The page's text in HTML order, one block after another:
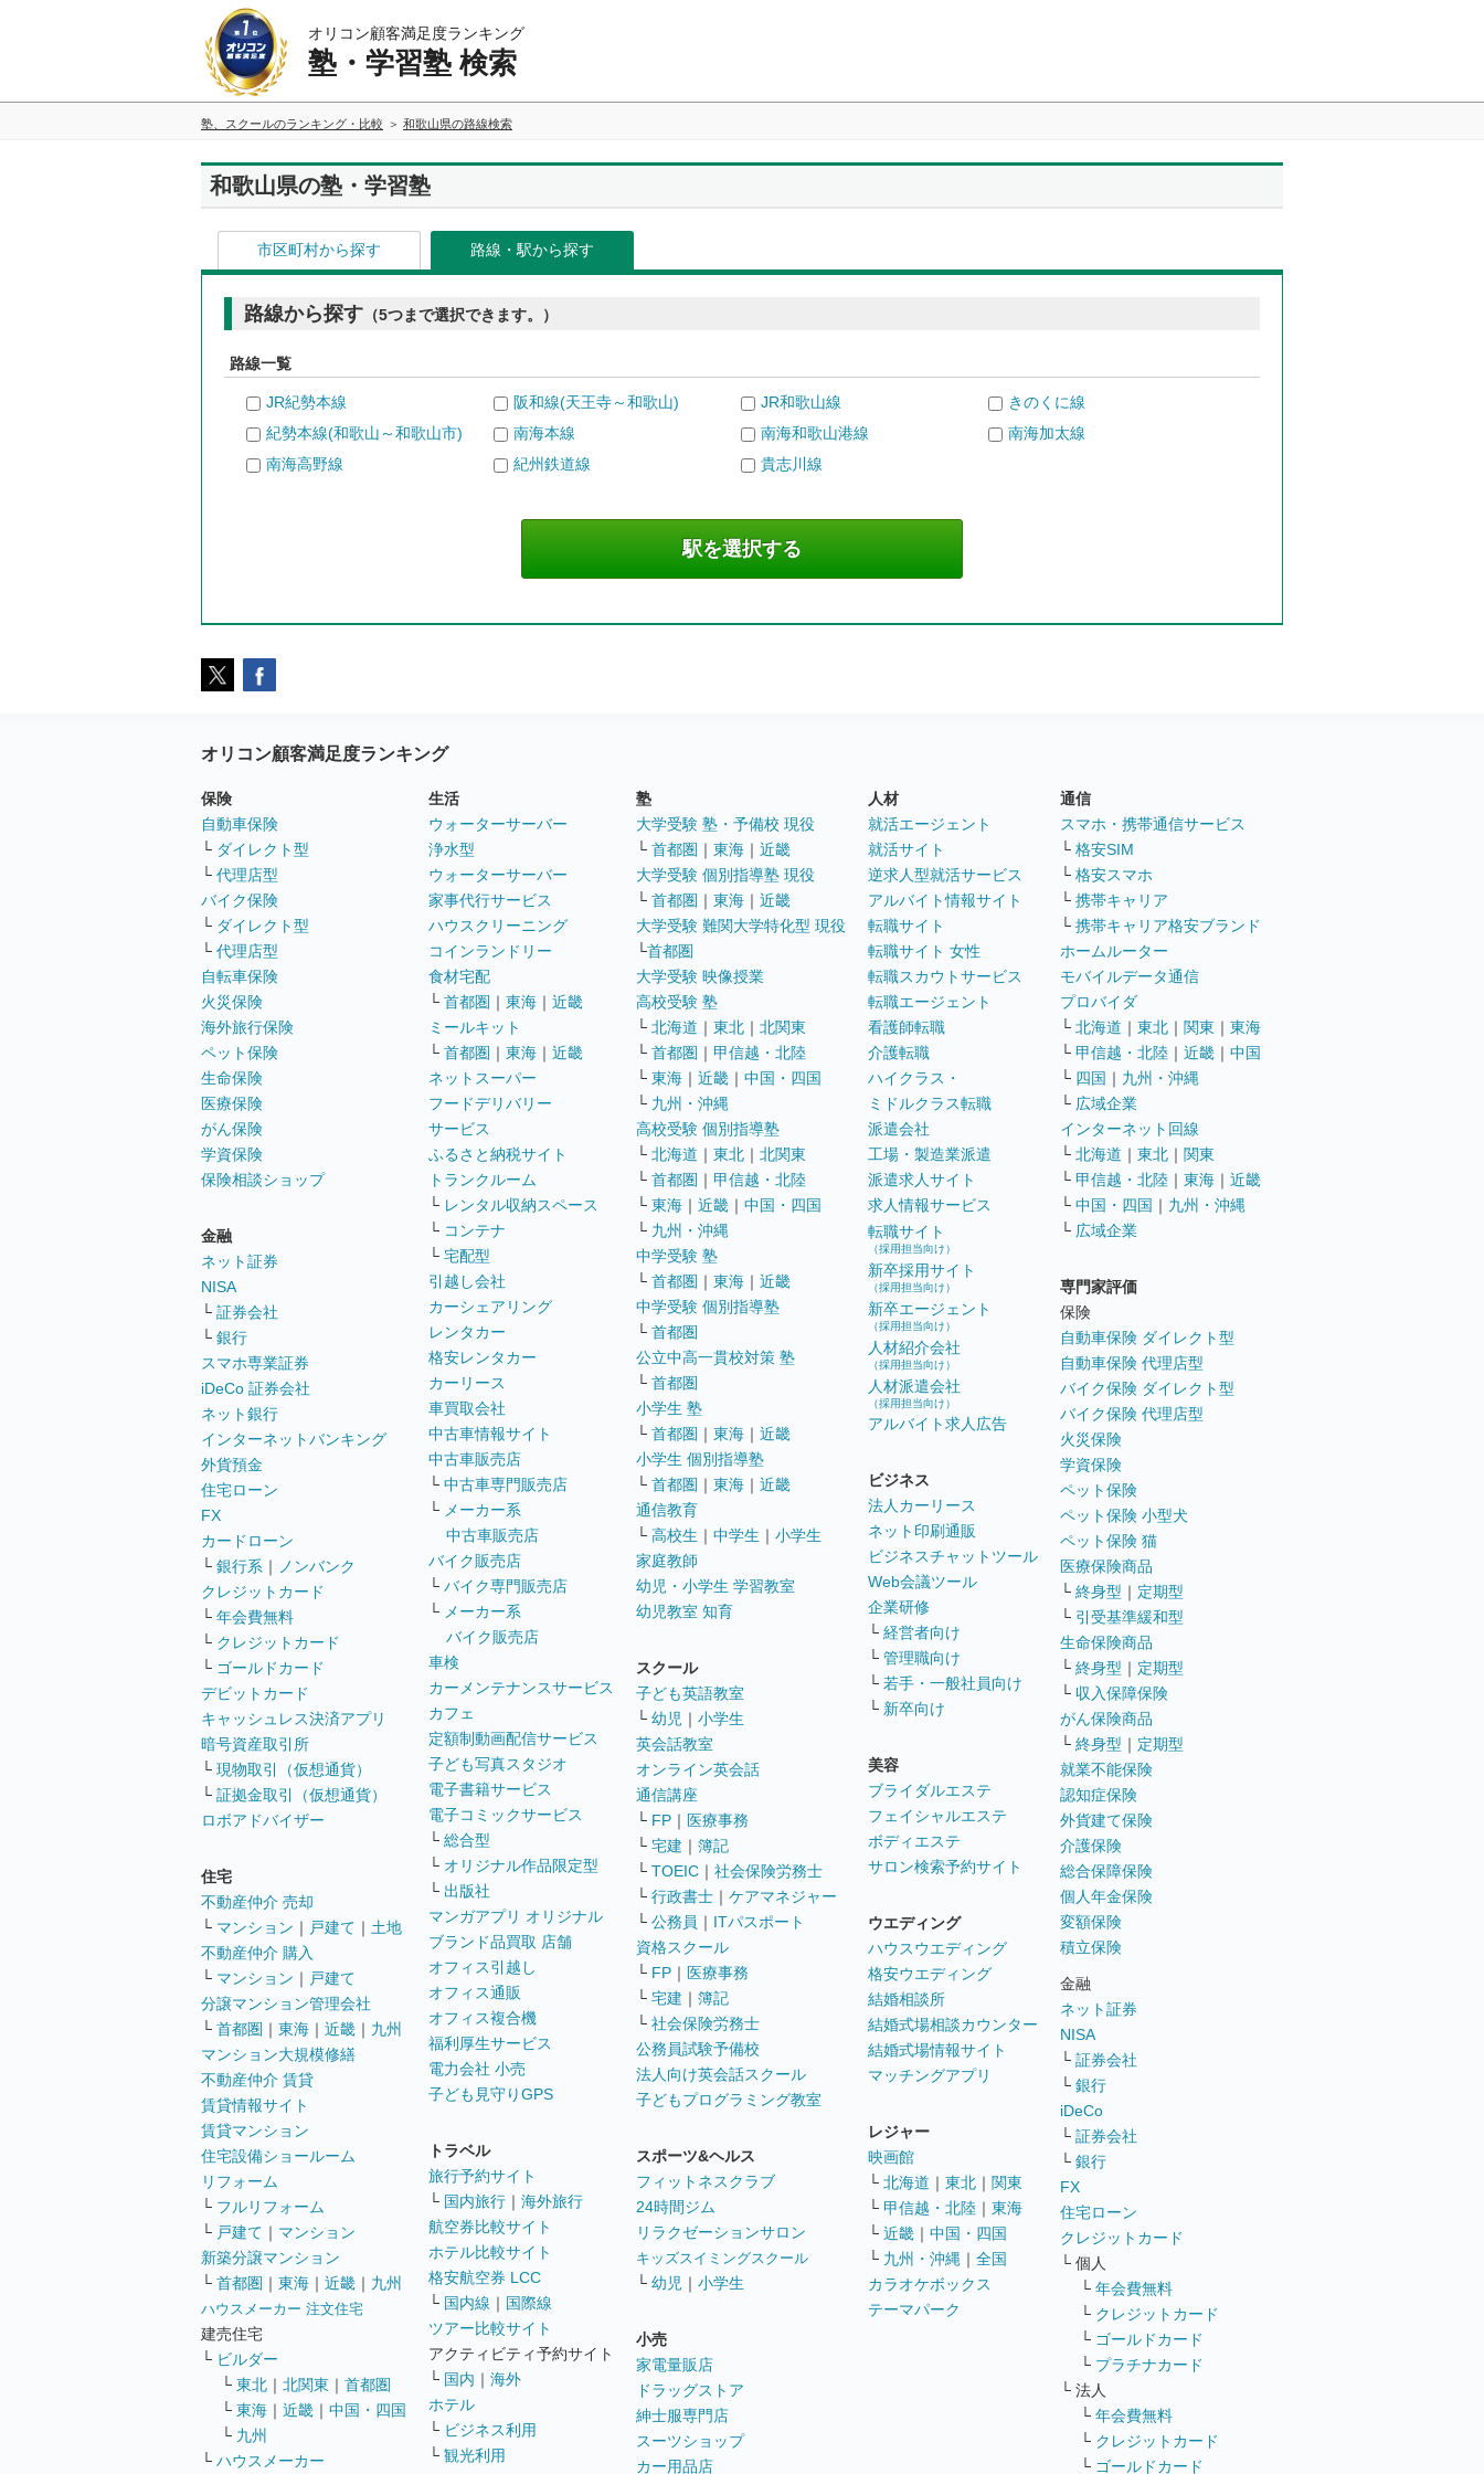
オリコン顧客満足度ランキング
塾・学習塾 検索
塾、スクールのランキング・比較 和歌山県の路線検索
和歌山県の塾・学習塾
市区町村から探す 路線・駅から探す
路線から探す （5つまで選択できます。）
路線一覧
JR紀勢本線 阪和線(天王寺～和歌山) JR和歌山線
きのくに線
紀勢本線(和歌山～和歌山市)
南海本線 南海和歌山港線
南海加太線
南海高野線
紀州鉄道線 貴志川線
オリコン顧客満足度ランキング
保険
自動車保険
└ ダイレクト型
└ 代理店型
バイク保険
└ ダイレクト型
└ 代理店型
自転車保険
火災保険
海外旅行保険
ペット保険
生命保険
医療保険
がん保険
学資保険
保険相談ショップ
金融
ネット証券
NISA
└ 証券会社
└ 銀行
スマホ専業証券
iDeCo 証券会社
ネット銀行
インターネットバンキング
外貨預金
住宅ローン
FX
カードローン
└ 銀行系 ｜
ノンバンク
クレジットカード
└ 年会費無料
└ クレジットカード
└ ゴールドカード
デビットカード
キャッシュレス決済アプリ
暗号資産取引所
└ 現物取引（仮想通貨）
└ 証拠金取引（仮想通貨）
ロボアドバイザー
住宅
不動産仲介 売却
└ マンション ｜ 戸建て ｜ 土地
不動産仲介 購入
└ マンション ｜ 戸建て
分譲マンション管理会社
└ 首都圏 ｜ 東海 ｜ 近畿 ｜ 九州
マンション大規模修繕
不動産仲介 賃貸
賃貸情報サイト
賃貸マンション
住宅設備ショールーム
リフォーム
└ フルリフォーム
└ 戸建て ｜ マンション
新築分譲マンション
└ 首都圏 ｜ 東海 ｜ 近畿 ｜ 九州
ハウスメーカー 注文住宅
建売住宅
└ ビルダー
└ 東北 ｜ 北関東 ｜ 首都圏
└ 東海 ｜ 近畿 ｜ 中国・四国
└ 九州
└ ハウスメーカー
生活
ウォーターサーバー
浄水型
ウォーターサーバー
家事代行サービス
ハウスクリーニング
コインランドリー
食材宅配
└ 首都圏 ｜ 東海 ｜ 近畿
ミールキット
└ 首都圏 ｜ 東海 ｜ 近畿
ネットスーパー
フードデリバリー
サービス
ふるさと納税サイト
トランクルーム
└ レンタル収納スペース
└ コンテナ
└ 宅配型
引越し会社
カーシェアリング
レンタカー
格安レンタカー
カーリース
車買取会社
中古車情報サイト
中古車販売店
└ 中古車専門販売店
└ メーカー系
中古車販売店
バイク販売店
└ バイク専門販売店
└ メーカー系
バイク販売店
車検
カーメンテナンスサービス
カフェ
定額制動画配信サービス
子ども写真スタジオ
電子書籍サービス
電子コミックサービス
└ 総合型
└ オリジナル作品限定型
└ 出版社
マンガアプリ オリジナル
ブランド品買取 店舗
オフィス引越し
オフィス通販
オフィス複合機
福利厚生サービス
電力会社 小売
子ども見守りGPS
トラベル
旅行予約サイト
└ 国内旅行 ｜ 海外旅行
航空券比較サイト
ホテル比較サイト
格安航空券 LCC
└ 国内線 ｜ 国際線
ツアー比較サイト
アクティビティ予約サイト
└ 国内 ｜ 海外
ホテル
└ ビジネス利用
└ 観光利用
塾
大学受験 塾・予備校 現役
└ 首都圏 ｜ 東海 ｜ 近畿
大学受験 個別指導塾 現役
└ 首都圏 ｜ 東海 ｜ 近畿
大学受験 難関大学特化型 現役
└首都圏
大学受験 映像授業
高校受験 塾
└ 北海道 ｜ 東北 ｜ 北関東
└ 首都圏 ｜ 甲信越・北陸
└ 東海 ｜ 近畿 ｜ 中国・四国
└ 九州・沖縄
高校受験 個別指導塾
└ 北海道 ｜ 東北 ｜ 北関東
└ 首都圏 ｜ 甲信越・北陸
└ 東海 ｜ 近畿 ｜ 中国・四国
└ 九州・沖縄
中学受験 塾
└ 首都圏 ｜ 東海 ｜ 近畿
中学受験 個別指導塾
└ 首都圏
公立中高一貫校対策 塾
└ 首都圏
小学生 塾
└ 首都圏 ｜ 東海 ｜ 近畿
小学生 個別指導塾
└ 首都圏 ｜ 東海 ｜ 近畿
通信教育
└ 高校生 ｜ 中学生 ｜ 小学生
家庭教師
幼児・小学生 学習教室
幼児教室 知育
スクール
子ども英語教室
└ 幼児 ｜ 小学生
英会話教室
オンライン英会話
通信講座
└ FP ｜ 医療事務
└ 宅建 ｜ 簿記
└ TOEIC ｜ 社会保険労務士
└ 行政書士 ｜ ケアマネジャー
└ 公務員 ｜ ITパスポート
資格スクール
└ FP ｜ 医療事務
└ 宅建 ｜ 簿記
└ 社会保険労務士
公務員試験予備校
法人向け英会話スクール
子どもプログラミング教室
スポーツ&ヘルス
フィットネスクラブ
24時間ジム
リラクゼーションサロン
キッズスイミングスクール
└ 幼児 ｜ 小学生
小売
家電量販店
ドラッグストア
紳士服専門店
スーツショップ
カー用品店
人材
就活エージェント
就活サイト
逆求人型就活サービス
アルバイト情報サイト
転職サイト
転職サイト 女性
転職スカウトサービス
転職エージェント
看護師転職
介護転職
ハイクラス・
ミドルクラス転職
派遣会社
工場・製造業派遣
派遣求人サイト
求人情報サービス
転職サイト
（採用担当向け）
新卒採用サイト
（採用担当向け）
新卒エージェント
（採用担当向け）
人材紹介会社
（採用担当向け）
人材派遣会社
（採用担当向け）
アルバイト求人広告
ビジネス
法人カーリース
ネット印刷通販
ビジネスチャットツール
Web会議ツール
企業研修
└ 経営者向け
└ 管理職向け
└ 若手・一般社員向け
└ 新卒向け
美容
ブライダルエステ
フェイシャルエステ
ボディエステ
サロン検索予約サイト
ウエディング
ハウスウエディング
格安ウエディング
結婚相談所
結婚式場相談カウンター
結婚式場情報サイト
マッチングアプリ
レジャー
映画館
└ 北海道 ｜ 東北 ｜ 関東
└ 甲信越・北陸 ｜ 東海
└ 近畿 ｜ 中国・四国
└ 九州・沖縄 ｜ 全国
カラオケボックス
テーマパーク
通信
スマホ・携帯通信サービス
└ 格安SIM
└ 格安スマホ
└ 携帯キャリア
└ 携帯キャリア格安ブランド
ホームルーター
モバイルデータ通信
プロバイダ
└ 北海道 ｜ 東北 ｜ 関東 ｜ 東海
└ 甲信越・北陸 ｜ 近畿 ｜ 中国
└ 四国 ｜ 九州・沖縄
└ 広域企業
インターネット回線
└ 北海道 ｜ 東北 ｜ 関東
└ 甲信越・北陸 ｜ 東海 ｜ 近畿
└ 中国・四国 ｜ 九州・沖縄
└ 広域企業
専門家評価
保険
自動車保険 ダイレクト型
自動車保険 代理店型
バイク保険 ダイレクト型
バイク保険 代理店型
火災保険
学資保険
ペット保険
ペット保険 小型犬
ペット保険 猫
医療保険商品
└ 終身型 ｜ 定期型
└ 引受基準緩和型
生命保険商品
└ 終身型 ｜ 定期型
└ 収入保障保険
がん保険商品
└ 終身型 ｜ 定期型
就業不能保険
認知症保険
外貨建て保険
介護保険
総合保障保険
個人年金保険
変額保険
積立保険
金融
ネット証券
NISA
└ 証券会社
└ 銀行
iDeCo
└ 証券会社
└ 銀行
FX
住宅ローン
クレジットカード
└ 個人
└ 年会費無料
└ クレジットカード
└ ゴールドカード
└ プラチナカード
└ 法人
└ 年会費無料
└ クレジットカード
└ ゴールドカード